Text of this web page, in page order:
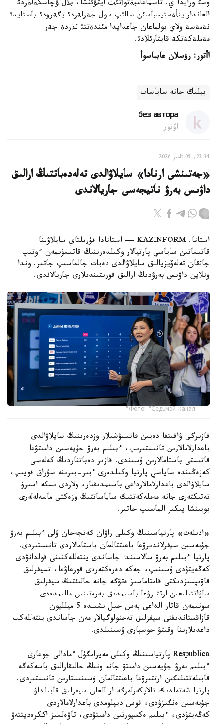
وسئ ورايدا ي. تاسماعامبةتوأتئث ايتؤئنشا، بذل ؤچاسكةلةردئ
العاندار ينأةستيسياسئن سالئپ سول جةرلةردئ يگةرؤدئ باستايدئ
نةمةسة ولاي بولماعان جاعدايدا مئندةتتئ تذردة جةر
مةملةكةتكة قايتارئلادئ.
اأتور: رؤسلان عابباسوأ
بيلىك جانە ساياسات
без автора
اۆتور
23:34, 05 تامىز 2026
«جەتىنشى ارنادا» سايلاۋالدى تەلەدەباتتىڭ ارالىق
داۋىس بەرۋ ناتيجەسى جاريالاندى
استانا. KAZINFORM — استانادا قۇرىلتاي سايلاۋىنا
قاتىساتىن ساياسي پارتيالار وكىلدەرىنىڭ قاتىسۋىمەن ءوتىپ
جاتقان تەلەۆيزيالىق سايلاۋالدى دەبات جالعاسىپ جاتىر. وندا
ونلاين داۋىس بەرۋدىڭ ارالىق قورىتىندىلارى جاريالاندى.
Фото: "Седьмой канал"
قازىرگى ۋاقىتقا دەيىن قاتىسۋشىلار وزدەرىنىڭ سايلاۋالدى
باعدارلامالارىن تانىستىرىپ، ءبىلىم بەرۋ جۇيەسىن دامىتۋعا
قاتىستى باستامالارىن ۇسىندى. قازىر دەباتتاردىڭ كەلەسى
كەزەڭىندە ساياسي پارتيا وكىلدەرى ءبىر-بىرىنە سۇراق قويىپ،
سايلاۋالدى باعدارلامالارداعى باسىمدىقتار، ولاردى ىسكە اسىرۋ
تەتىكتەرى جانە مەملەكەتتىك ساياساتتىڭ وزەكتى ماسەلەلەرى
بويىنشا پىكىر الماسىپ جاتىر.
«ادىلەت» پارتياسىنىڭ وكىلى راۋان كەنجەحان ۇلى ءبىلىم بەرۋ
جۇيەسىن سيفرلاندىرۋعا باعىتتالعان باستامالاردى تانىستىردى.
پارتيا ءبىلىم بەرۋ سالاسىندا جاساندى ينتەللەكتىنى قولدانۋدى
كەڭەيتۋدى ۇسىنىپ، جەكە دەرەكتەردى قورعاۋعا، تسيفرلىق
قاۋىپسىزدىكتى قامتاماسىز ەتۋگە جانە حالىقتىڭ سيفرلىق
ساۋاتتىلىعىن ارتتىرۋعا باسىمدىق بەرەتىنىن مالىمدەدى.
سونىمەن قاتار الداعى بەس جىل ىشىندە 5 ميلليون
قازاقستاندىقتى سيفرلىق تەحنولوگيالار مەن جاساندى ينتەللەكت
داعدىلارىنا وقىتۋ جوسپارى ۇسىنىلدى.
Respublica پارتياسىنىڭ وكىلى مەيرامگۇل ءمادالى جوعارى
ءبىلىم بەرۋ جۇيەسىن دامىتۋ جانە ونىڭ حالىقارالىق باسەكەگە
قابىلەتتىلىگىن ارتتىرۋعا باعىتتالعان ۇسىنىستارىن تانىستىردى.
پارتيا شەتەلدىك تالاپكەرلەرگە ارنالعان سيفرلىق قابىلداۋ
جۇيەسىن ەنگىزۋدى، قوس ديپلومدى باعدارلامالاردى
كەڭەيتۋدى، ءبىلىم ەكسپورتىن دامىتۋدى، تاۋەلسىز اككرەديتتەۋ